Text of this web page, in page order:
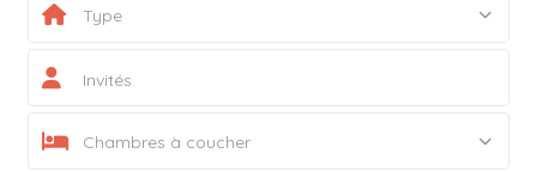
Type
Invités
Chambres à coucher